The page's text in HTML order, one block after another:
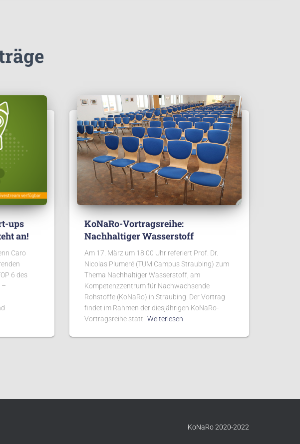
ups
an!
Caro
6 des
–
KoNaRo-Vortragsreihe:
Nachhaltiger Wasserstoff
Am 17. März um 18:00 Uhr referiert Prof. Dr.
Nicolas Plumeré (TUM Campus Straubing) zum
Thema Nachhaltiger Wasserstoff, am
Kompetenzzentrum für Nachwachsende
Rohstoffe (KoNaRo) in Straubing. Der Vortrag
findet im Rahmen der diesjährigen KoNaRo-
Vortragsreihe statt. Weiterlesen
KoNaRo 2020-2022